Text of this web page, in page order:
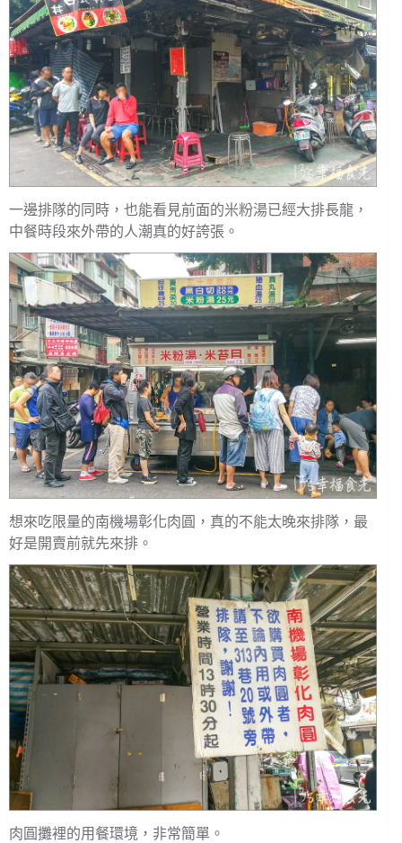
一邊排隊的同時，也能看見前面的米粉湯已經大排長龍，
中餐時段來外帶的人潮真的好誇張。
想來吃限量的南機場彰化肉圓，真的不能太晚來排隊，最
好是開賣前就先來排。
肉圓攤裡的用餐環境，非常簡單。